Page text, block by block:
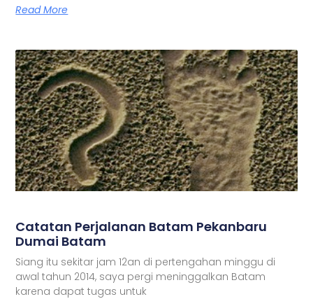
Read More
Catatan Perjalanan Batam Pekanbaru
Dumai Batam
Siang itu sekitar jam 12an di pertengahan minggu di
awal tahun 2014, saya pergi meninggalkan Batam
karena dapat tugas untuk